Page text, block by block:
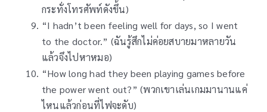
กระทั่งโทรศัพท์ดังขึ้น)
“I hadn’t been feeling well for days, so I went
to the doctor.” (ฉันรู้สึกไม่ค่อยสบายมาหลายวัน
แล้วจึงไปหาหมอ)
“How long had they been playing games before
the power went out?” (พวกเขาเล่นเกมมานานแค่
ไหนแล้วก่อนที่ไฟจะดับ)